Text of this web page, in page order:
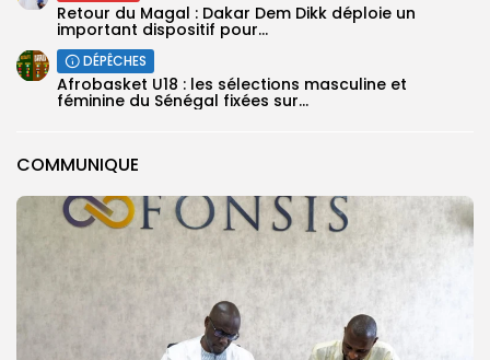
COMMUNIQUE
Retour du Magal : Dakar Dem Dikk déploie un
important dispositif pour...
DÉPÊCHES
‎Afrobasket U18 : les sélections masculine et
féminine du Sénégal fixées sur...